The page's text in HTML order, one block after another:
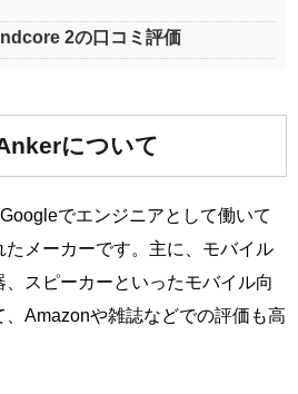
2の口コミ評価
について
でエンジニアとして働いて
メーカーです。主に、モバイル
スピーカーといったモバイル向
Amazonや雑誌などでの評価も高